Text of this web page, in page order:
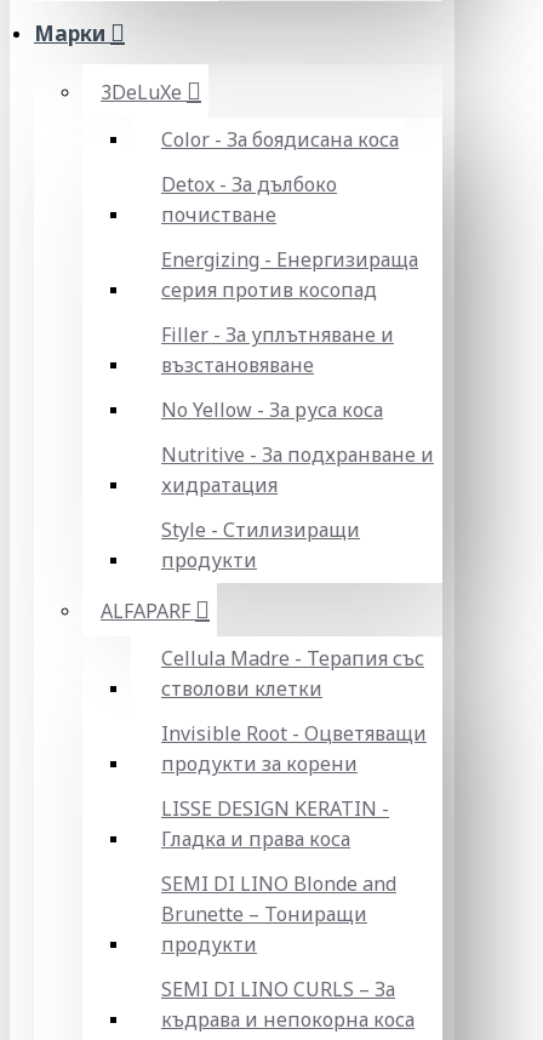
Марки
3DeLuXe
Color - За боядисана коса
Detox - За дълбоко
почистване
Energizing - Енергизираща
серия против косопад
Filler - За уплътняване и
възстановяване
No Yellow - За руса коса
Nutritive - За подхранване и
хидратация
Style - Стилизиращи
продукти
ALFAPARF
Cellula Madre - Терапия със
стволови клетки
Invisible Root - Оцветяващи
продукти за корени
LISSE DESIGN KERATIN -
Гладка и права коса
SEMI DI LINO Blonde and
Brunette – Тониращи
продукти
SEMI DI LINO CURLS – За
къдрава и непокорна коса